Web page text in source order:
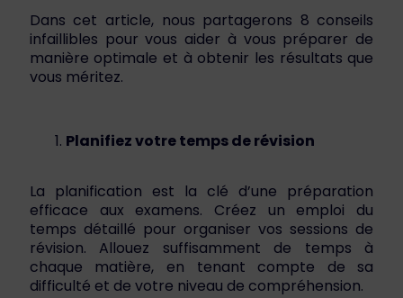
Dans cet article, nous partagerons 8 conseils
infaillibles pour vous aider à vous préparer de
manière optimale et à obtenir les résultats que
vous méritez.
Planifiez votre temps de révision
La planification est la clé d’une préparation
efficace aux examens. Créez un emploi du
temps détaillé pour organiser vos sessions de
révision. Allouez suffisamment de temps à
chaque matière, en tenant compte de sa
difficulté et de votre niveau de compréhension.